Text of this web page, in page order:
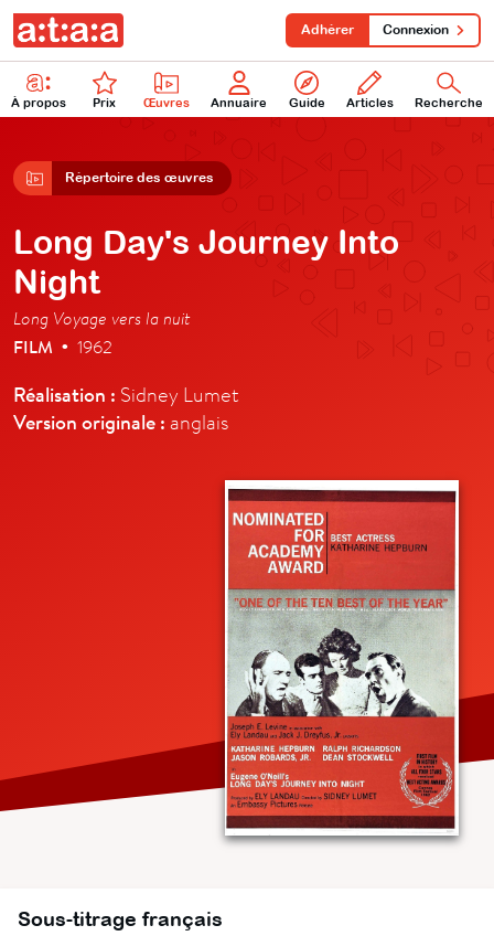
À propos Prix Œuvres Annuaire Guide Articles Recherche
Adhérer Connexion
Répertoire des œuvres
Long Day's Journey Into
Night
Long Voyage vers la nuit
FILM • 1962
Réalisation : Sidney Lumet
Version originale : anglais
Sous-titrage français